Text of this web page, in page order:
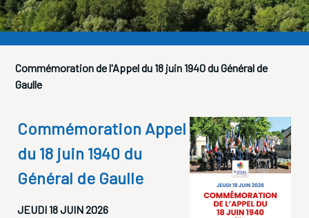
Commémoration de l'Appel du 18 juin 1940 du Général de
Gaulle
Commémoration Appel
du 18 juin 1940 du
Général de Gaulle
JEUDI 18 JUIN 2026